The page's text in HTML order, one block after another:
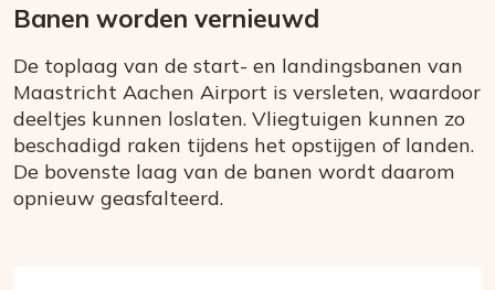
Banen worden vernieuwd
De toplaag van de start- en landingsbanen van
Maastricht Aachen Airport is versleten, waardoor
deeltjes kunnen loslaten. Vliegtuigen kunnen zo
beschadigd raken tijdens het opstijgen of landen.
De bovenste laag van de banen wordt daarom
opnieuw geasfalteerd.